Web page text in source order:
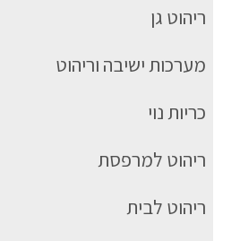
ריהוט גן
מערכות ישיבה וריהוט
כריות נוי
ריהוט למרפסת
ריהוט לבית